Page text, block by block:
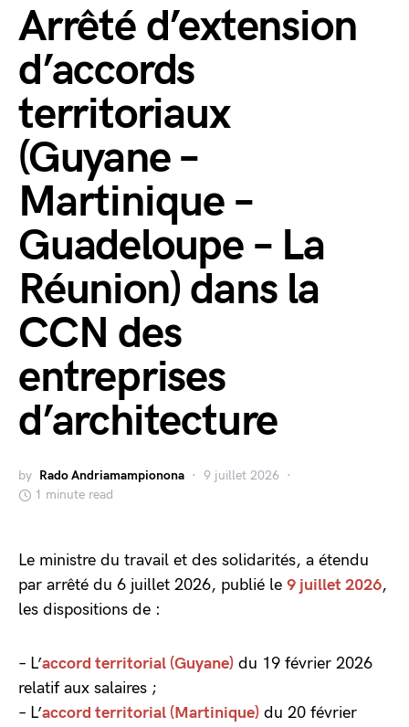
Arrêté d’extension
d’accords
territoriaux
(Guyane –
Martinique –
Guadeloupe – La
Réunion) dans la
CCN des
entreprises
d’architecture
by Rado Andriamampionona
9 juillet 2026
1 minute read
Le ministre du travail et des solidarités, a étendu
par arrêté du 6 juillet 2026, publié le 9 juillet 2026,
les dispositions de :
– L’accord territorial (Guyane) du 19 février 2026
relatif aux salaires ;
– L’accord territorial (Martinique) du 20 février